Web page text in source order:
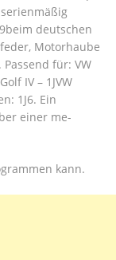
deutschen
Motorhaube
für: VW
IV – 1JVW
1J6. Ein
einer me-
kann.